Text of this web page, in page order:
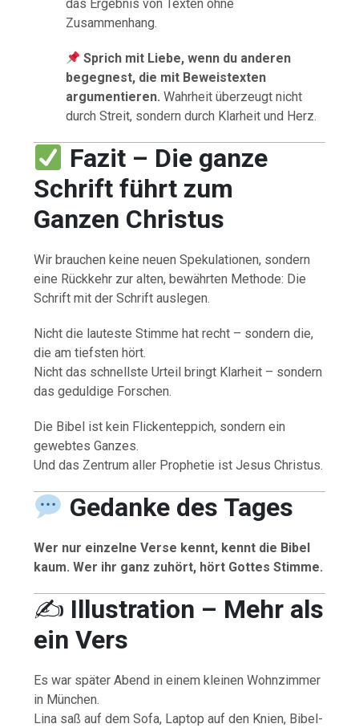
das Ergebnis von Texten ohne
Zusammenhang.
Sprich mit Liebe, wenn du anderen
begegnest, die mit Beweistexten
argumentieren. Wahrheit überzeugt nicht
durch Streit, sondern durch Klarheit und Herz.
Fazit – Die ganze
Schrift führt zum
Ganzen Christus
Wir brauchen keine neuen Spekulationen, sondern
eine Rückkehr zur alten, bewährten Methode: Die
Schrift mit der Schrift auslegen.
Nicht die lauteste Stimme hat recht – sondern die,
die am tiefsten hört.
Nicht das schnellste Urteil bringt Klarheit – sondern
das geduldige Forschen.
Die Bibel ist kein Flickenteppich, sondern ein
gewebtes Ganzes.
Und das Zentrum aller Prophetie ist Jesus Christus.
Gedanke des Tages
Wer nur einzelne Verse kennt, kennt die Bibel
kaum.Wer ihr ganz zuhört, hört Gottes Stimme.
✍️ Illustration – Mehr als
ein Vers
Es war später Abend in einem kleinen Wohnzimmer
in München.
Lina saß auf dem Sofa, Laptop auf den Knien, Bibel-